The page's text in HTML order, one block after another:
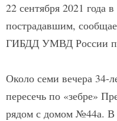
22 сентября 2021 года
пострадавшим,
ГИБДД УМВД России по
Около семи вечера 34-
пересечь по «зебре»
рядом с домом №44а. В